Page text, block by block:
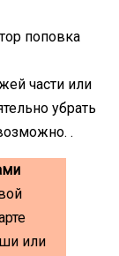
части или
убрать
.
или